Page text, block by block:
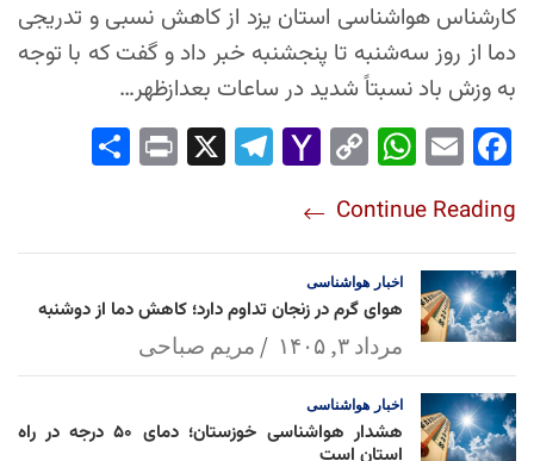
کارشناس هواشناسی استان یزد از کاهش نسبی و تدریجی
دما از روز سه‌شنبه تا پنجشنبه خبر داد و گفت که با توجه
به وزش باد نسبتاً شدید در ساعات بعدازظهر…
Fac
ok
Em
Wh
Ap
p
Co
Lin
k
Yah
l
Tel
Pri
Continue Reading
اخبار هواشناسی
هوای گرم در زنجان تداوم دارد؛ کاهش دما از دوشنبه
مرداد ۳, ۱۴۰۵ مریم صباحی
اخبار هواشناسی
هشدار هواشناسی خوزستان؛ دمای ۵۰ درجه در راه